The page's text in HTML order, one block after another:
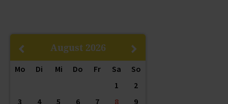
August 2026
Mo Di Mi Do Fr Sa
So
1
2
3
4 5 6 7 8
9